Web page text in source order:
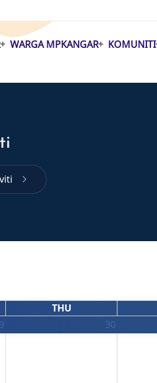
WARGA MPKANGAR KOMUNITI
THU
30